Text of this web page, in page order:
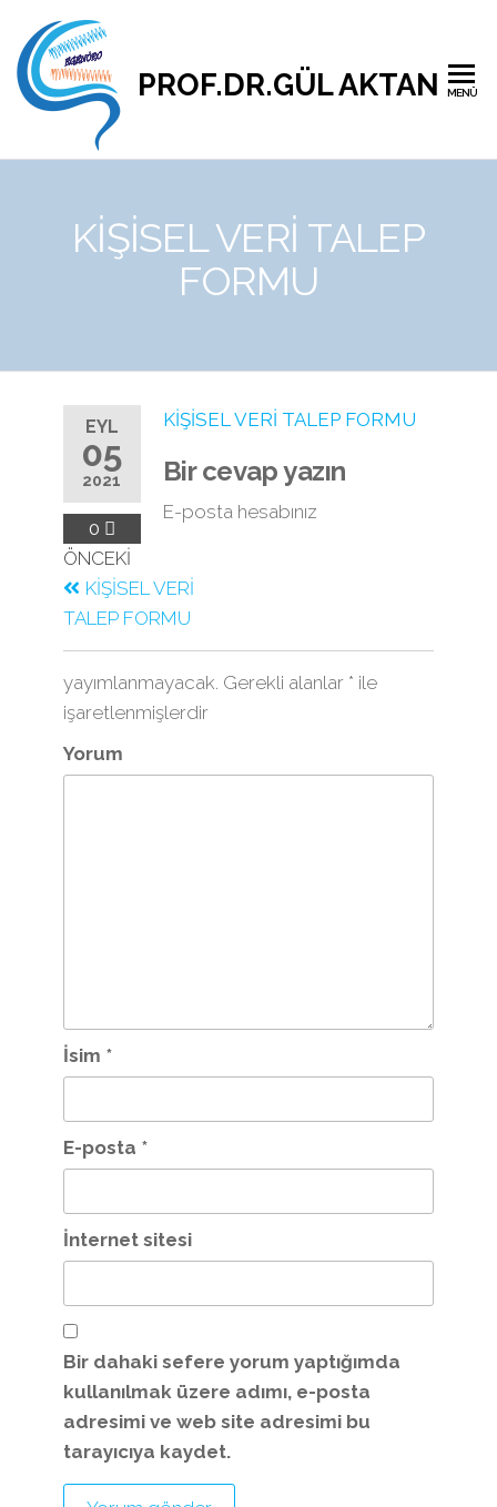
PROF.DR.GÜL AKTAN MENÜ
KİŞİSEL VERİ TALEP
FORMU
EYL
05
2021
0
KİŞİSEL VERİ TALEP FORMU
ÖNCEKI
KİŞİSEL VERİ
TALEP FORMU
Bir cevap yazın
E-posta hesabınız
yayımlanmayacak. Gerekli alanlar * ile
işaretlenmişlerdir
Yorum
İsim *
E-posta *
İnternet sitesi
Bir dahaki sefere yorum yaptığımda
kullanılmak üzere adımı, e-posta
adresimi ve web site adresimi bu
tarayıcıya kaydet.